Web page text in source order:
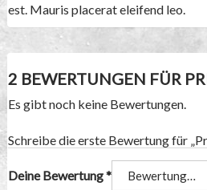
est. Mauris placerat eleifend leo.
2 BEWERTUNGEN FÜR
Es gibt noch keine Bewertungen.
Schreibe die erste Bewertung für
Deine Bewertung*